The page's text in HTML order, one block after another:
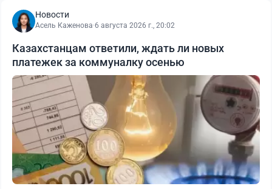
Новости
Асель Каженова·6 августа 2026 г., 20:02
Казахстанцам ответили, ждать ли новых
платежек за коммуналку осенью